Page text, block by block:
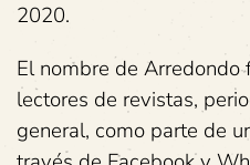
2020.
El nombre de Arredondo
lectores de revistas,
general, como parte de